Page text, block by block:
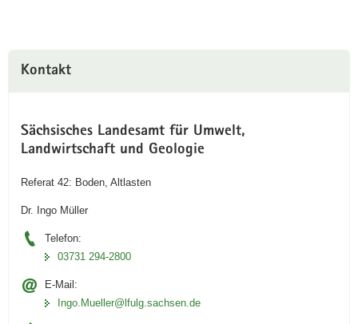
Kontakt
Sächsisches Landesamt für Umwelt,
Landwirtschaft und Geologie
Referat 42: Boden, Altlasten
Dr. Ingo Müller
Telefon:
03731 294-2800
E-Mail:
Ingo.Mueller@lfulg.sachsen.de